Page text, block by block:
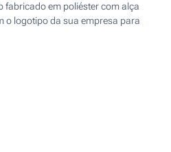
fabricado em poliéster com alça
o logotipo da sua empresa para